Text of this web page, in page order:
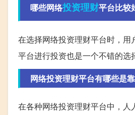
哪些网络投资理财平台比较
在选择网络投资理财平台时，
平台进行投资也是一个不错的选
网络投资理财平台有哪些是
在各种网络投资理财平台中，人